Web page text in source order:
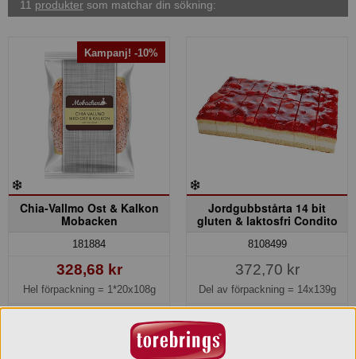
11 produkter som matchar din sökning:
Kampanj! -10%
Chia-Vallmo Ost & Kalkon
Mobacken
181884
328,68 kr
Hel förpackning = 1*20x108g
Jordgubbstårta 14 bit
gluten & laktosfri Condito
8108499
372,70 kr
Del av förpackning = 14x139g
Hel förpackning =